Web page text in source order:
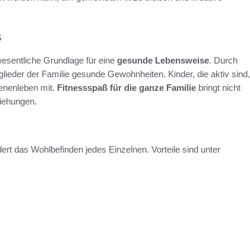
Grundlage für eine gesunde Lebensweise. Durch
der Familie gesunde Gewohnheiten. Kinder, die aktiv sind,
mit. Fitnessspaß für die ganze Familie bringt nicht
das Wohlbefinden jedes Einzelnen. Vorteile sind unter